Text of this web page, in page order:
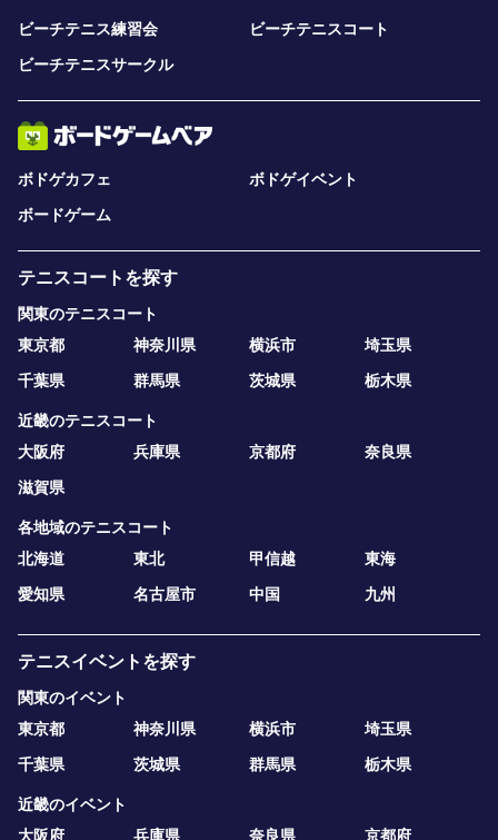
ビーチテニス練習会
ビーチテニスコート
ビーチテニスサークル
ボドゲカフェ
ボドゲイベント
ボードゲーム
テニスコートを探す
関東のテニスコート
東京都
神奈川県 横浜市
埼玉県
千葉県
群馬県 茨城県 栃木県
近畿のテニスコート
大阪府
兵庫県 京都府
奈良県
滋賀県
各地域のテニスコート
北海道
東北 甲信越
東海
愛知県
名古屋市 中国 九州
テニスイベントを探す
関東のイベント
東京都
神奈川県 横浜市
埼玉県
千葉県
茨城県 群馬県 栃木県
近畿のイベント
大阪府
兵庫県 奈良県 京都府